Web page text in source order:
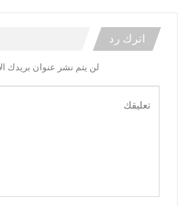
اترك رد
لن يتم نشر عنوان بريدك